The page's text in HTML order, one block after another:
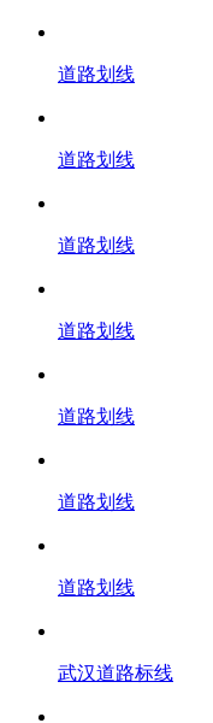
道路划线
道路划线
道路划线
道路划线
道路划线
道路划线
道路划线
武汉道路标线